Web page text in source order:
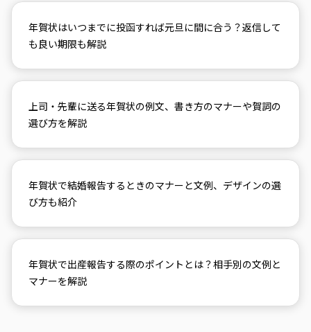
年賀状はいつまでに投函すれば元旦に間に合う？返信して
も良い期限も解説
上司・先輩に送る年賀状の例文、書き方のマナーや賀詞の
選び方を解説
年賀状で結婚報告するときのマナーと文例、デザインの選
び方も紹介
年賀状で出産報告する際のポイントとは？相手別の文例と
マナーを解説